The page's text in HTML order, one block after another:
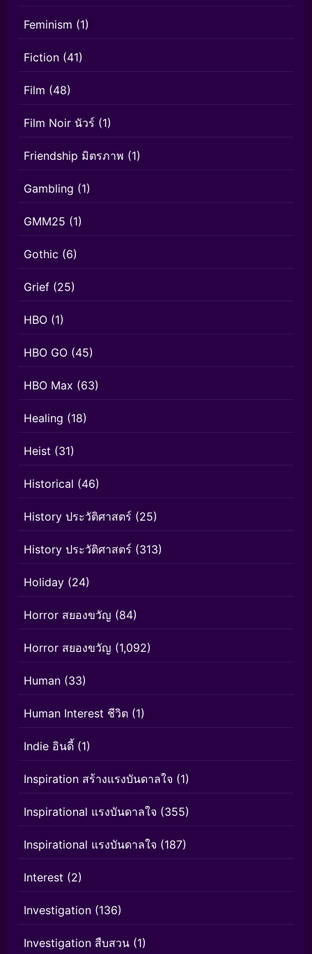
Feminism (1)
Fiction (41)
Film (48)
Film Noir นัวร์ (1)
Friendship มิตรภาพ (1)
Gambling (1)
GMM25 (1)
Gothic (6)
Grief (25)
HBO (1)
HBO GO (45)
HBO Max (63)
Healing (18)
Heist (31)
Historical (46)
History ประวัติศาสตร์ (25)
History ประวัติศาสตร์ (313)
Holiday (24)
Horror สยองขวัญ (84)
Horror สยองขวัญ (1,092)
Human (33)
Human Interest ชีวิต (1)
Indie อินดี้ (1)
Inspiration สร้างแรงบันดาลใจ (1)
Inspirational แรงบันดาลใจ (355)
Inspirational แรงบันดาลใจ (187)
Interest (2)
Investigation (136)
Investigation สืบสวน (1)